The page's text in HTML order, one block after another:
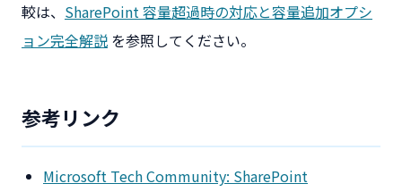
較は、 SharePoint 容量超過時の対応と容量追加オプシ
ョン完全解説 を参照してください。
参考リンク
Microsoft Tech Community: SharePoint